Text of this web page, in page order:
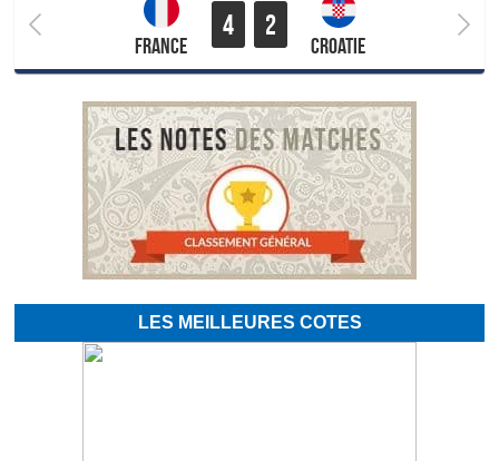
France
4 2
Croatie
LES MEILLEURES COTES